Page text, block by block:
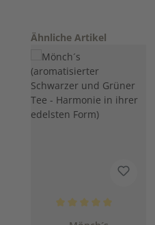
Produktgalerie
Ähnliche Artikel